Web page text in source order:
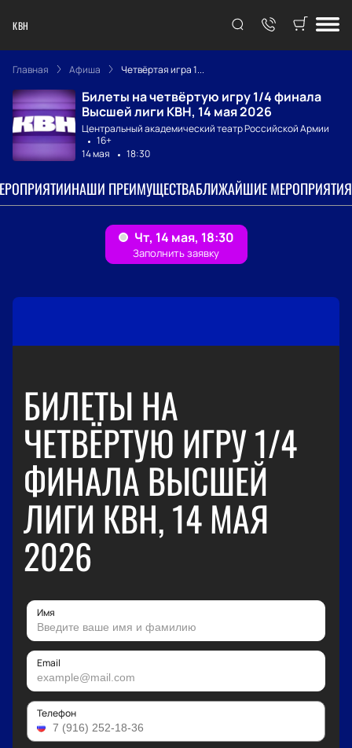
КВН
Главная Афиша Четвёртая игра 1...
Билеты на четвёртую игру 1/4 финала
Высшей лиги КВН, 14 мая 2026
Центральный академический театр Российской Армии
16+
14 мая
18:30
НАШИ ПРЕИМУЩЕСТВАБЛИЖАЙШИЕ МЕРОПРИЯТИЯ
БИЛЕТЫ НА
ЧЕТВЁРТУЮ ИГРУ 1/4
ФИНАЛА ВЫСШЕЙ
ЛИГИ КВН, 14 МАЯ
2026
Имя
Email
Телефон